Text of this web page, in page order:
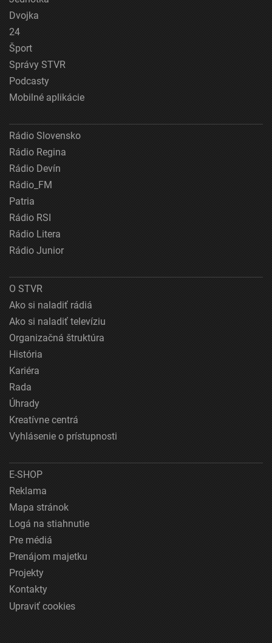
Dvojka
24
Šport
Správy STVR
Podcasty
Mobilné aplikácie
Rádio Slovensko
Rádio Regina
Rádio Devín
Rádio_FM
Patria
Rádio RSI
Rádio Litera
Rádio Junior
O STVR
Ako si naladiť rádiá
Ako si naladiť televíziu
Organizačná štruktúra
História
Kariéra
Rada
Úhrady
Kreatívne centrá
Vyhlásenie o prístupnosti
E-SHOP
Reklama
Mapa stránok
Logá na stiahnutie
Pre médiá
Prenájom majetku
Projekty
Kontakty
Upraviť cookies